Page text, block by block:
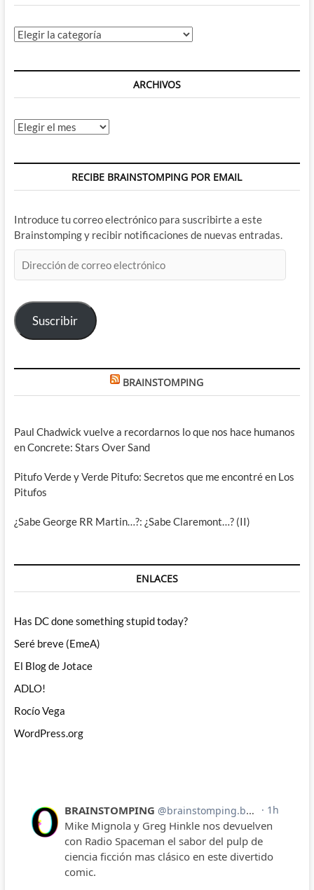
Categorías
ARCHIVOS
Archivos
RECIBE BRAINSTOMPING POR EMAIL
Introduce tu correo electrónico para suscribirte a este
Brainstomping y recibir notificaciones de nuevas entradas.
de
electrónico
Suscribir
BRAINSTOMPING
Paul Chadwick vuelve a recordarnos lo que nos hace humanos
en Concrete: Stars Over Sand
Pitufo Verde y Verde Pitufo: Secretos que me encontré en Los
Pitufos
¿Sabe George RR Martin…?: ¿Sabe Claremont…? (II)
ENLACES
Has DC done something stupid today?
Seré breve (EmeA)
El Blog de Jotace
ADLO!
Rocío Vega
WordPress.org